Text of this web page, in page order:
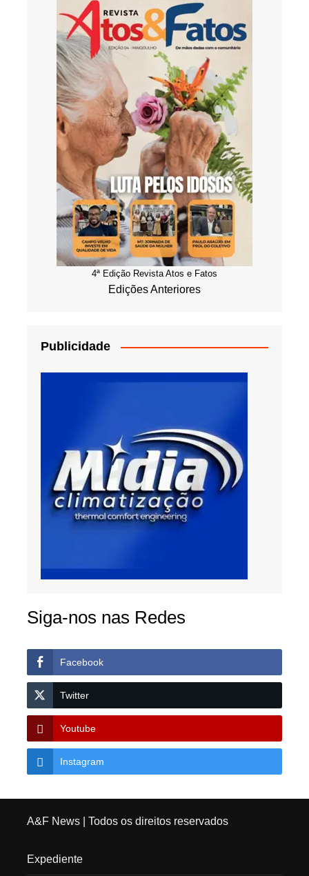
4ª Edição Revista Atos e Fatos
Edições Anteriores
Publicidade
Siga-nos nas Redes
Facebook
Twitter
Youtube
Instagram
A&F News| Todos os direitos reservados
Expediente